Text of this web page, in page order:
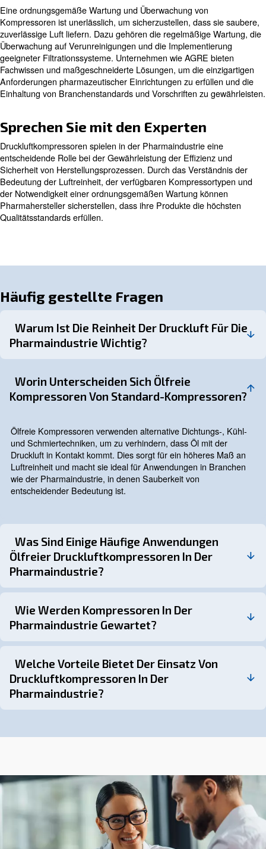
spezifischen Anwendungsanforderungen ab.
Erfahren Sie mehr von unseren Experten:
Wann wird Druckluft in
pharmazeutischen Prozessen
eingesetzt?
Druckluft wird in einer Vielzahl von pharmazeutischen
Tablettenbeschichtung: Aufbringen von
zur Kontrolle der Freisetzung und Verbesserung der
Kapselverpackung: Verpackung von Kapseln in einer
kontaminationsfreien Umgebung.
: Antrieb von Werkzeugen für
Präzisionsaufgaben wie das Mischen und Abfüllen von
Wartung und Überwachung von
Kompressoren
Eine ordnungsgemäße Wartung und Überwachung von
Kompressoren ist unerlässlich, um sicherzustellen,
Überwachung auf Verunreinigungen und die
geeigneter Filtrationssysteme. Unternehmen wie AGRE
Fachwissen und maßgeschneiderte Lösungen, um die
Anforderungen pharmazeutischer Einrichtungen zu
Einhaltung von Branchenstandards und Vorschriften zu
Sprechen Sie mit den Experten
Druckluftkompressoren spielen in der Pharmaindustrie
entscheidende Rolle bei der Gewährleistung der
Sicherheit von Herstellungsprozessen. Durch das
Bedeutung der Luftreinheit, der verfügbaren
der Notwendigkeit einer ordnungsgemäßen Wartung
Qualitätsstandards erfüllen.
Häufig gestellte Fragen